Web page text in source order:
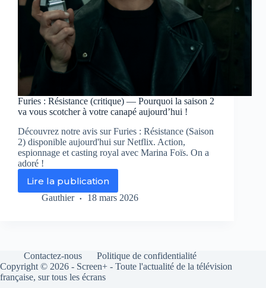
Furies : Résistance (critique) — Pourquoi la saison 2
va vous scotcher à votre canapé aujourd’hui !
Découvrez notre avis sur Furies : Résistance (Saison
2) disponible aujourd'hui sur Netflix. Action,
espionnage et casting royal avec Marina Foïs. On a
adoré !
Lire la publication
Furies
:
la
saison
2
Gauthier 18 mars 2026
Contactez-nous
Politique de confidentialité
Copyright © 2026 - Screen+ - Toute l'actualité de la télévision
française, sur tous les écrans